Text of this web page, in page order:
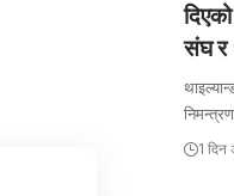
संघ र
1 दिन